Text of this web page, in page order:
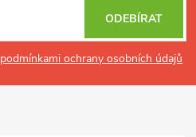
podmínkami ochrany osobních údajů
ODEBÍRAT